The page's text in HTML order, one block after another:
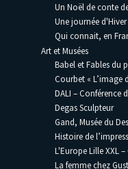
Un Noël de conte
Une journée
Qui connait, en
Art et Musées
Babel et Fables du
Courbet « L’image
DALI – Conférence
Degas Sculpteur
Gand, Musée du
Histoire de
L'Europe Lille XXL
La femme chez